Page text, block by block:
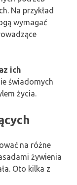
Na przykład
wymagać
ich
świadomych
życia.
na różne
żywienia
Oto kilka z